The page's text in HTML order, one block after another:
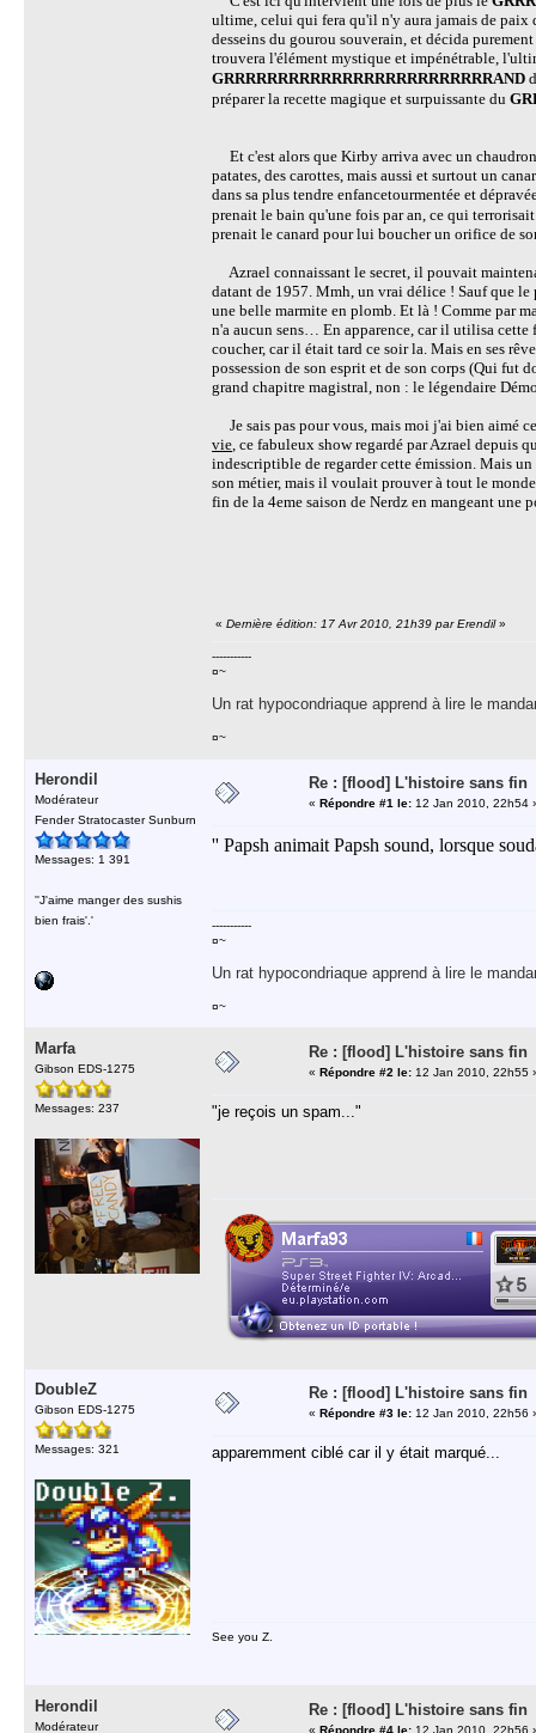
ultime, celui qui fera qu'il n'y aura jamais de paix
desseins du gourou souverain, et décida
trouvera l'élément mystique et impénétrable,
GRRRRRRRRRRRRRRRRRRRRRRRRRAND
préparer la recette magique et surpuissante du
Et c'est alors que Kirby arriva avec un
patates, des carottes, mais aussi et surtout un
dans sa plus tendre enfancetourmentée et
prenait le bain qu'une fois par an, ce qui
prenait le canard pour lui boucher un orifice de
Azrael connaissant le secret, il pouvait
datant de 1957. Mmh, un vrai délice ! Sauf que
une belle marmite en plomb. Et là ! Comme par
n'a aucun sens… En apparence, car il utilisa cette
coucher, car il était tard ce soir la. Mais en ses
possession de son esprit et de son corps (Qui fut
grand chapitre magistral, non : le légendaire
Je sais pas pour vous, mais moi j'ai bien aimé
vie, ce fabuleux show regardé par Azrael depuis
indescriptible de regarder cette émission. Mais
son métier, mais il voulait prouver à tout le
fin de la 4eme saison de Nerdz en mangeant une
« Dernière édition: 17 Avr 2010, 21h39 par Erendil»
-----------
¤~
Un rat hypocondriaque apprend à lire le
¤~
Herondil
Modérateur
Fender Stratocaster Sunburn
Messages: 1 391
''J'aime manger des sushis
bien frais'.'
Re : [flood] L'histoire sans fin
« Répondre #1 le: 12 Jan 2010, 22h54
'' Papsh animait Papsh sound, lorsque
-----------
¤~
Un rat hypocondriaque apprend à lire le
¤~
Marfa
Gibson EDS-1275
Messages: 237
Re : [flood] L'histoire sans fin
« Répondre #2 le: 12 Jan 2010, 22h55
"je reçois un spam..."
DoubleZ
Gibson EDS-1275
Messages: 321
Re : [flood] L'histoire sans fin
« Répondre #3 le: 12 Jan 2010, 22h56
apparemment ciblé car il y était marqué...
See you Z.
Herondil
Modérateur
Re : [flood] L'histoire sans fin
« Répondre #4 le: 12 Jan 2010, 22h56